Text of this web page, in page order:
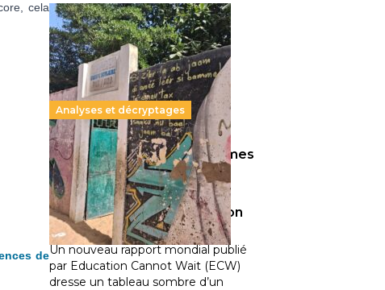
cela
de
Analyses et décryptages
258 millions d’enfants victimes
de la guerre, des chocs
climatiques et des
déplacements de population
11 juillet 2026 -National
Un nouveau rapport mondial publié
par Education Cannot Wait (ECW)
dresse un tableau sombre d’un